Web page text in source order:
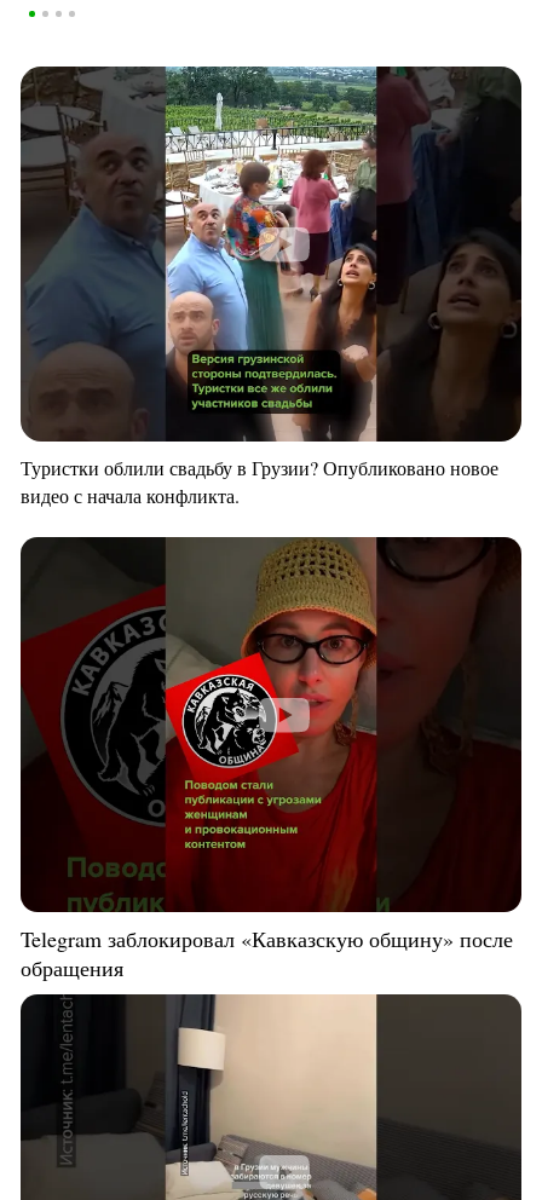
Туристки облили свадьбу в Грузии? Опубликовано новое
видео с начала конфликта.
Telegram заблокировал «Кавказскую общину» после
обращения